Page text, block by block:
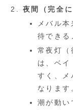
夜間（完全
メバル
待できる
常夜灯（
は、ベ
すく、メ
なります
潮が動い